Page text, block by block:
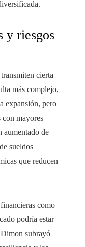
y riesgos
cierta
más complejo,
expansión, pero
con mayores
aumentado de
sueldos
que reducen
como
podría estar
subrayó